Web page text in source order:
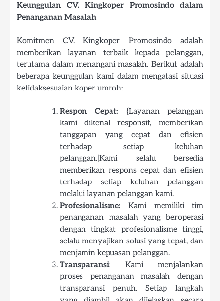
Keunggulan CV. Kingkoper Promosindo dalam
Penanganan Masalah
Komitmen CV. Kingkoper Promosindo adalah
memberikan layanan terbaik kepada pelanggan,
terutama dalam menangani masalah. Berikut adalah
beberapa keunggulan kami dalam mengatasi situasi
ketidaksesuaian koper umroh:
Respon Cepat: {Layanan pelanggan
kami dikenal responsif, memberikan
tanggapan yang cepat dan efisien
terhadap setiap keluhan
pelanggan.|Kami selalu bersedia
memberikan respons cepat dan efisien
terhadap setiap keluhan pelanggan
melalui layanan pelanggan kami.
Profesionalisme: Kami memiliki tim
penanganan masalah yang beroperasi
dengan tingkat profesionalisme tinggi,
selalu menyajikan solusi yang tepat, dan
menjamin kepuasan pelanggan.
Transparansi: Kami menjalankan
proses penanganan masalah dengan
transparansi penuh. Setiap langkah